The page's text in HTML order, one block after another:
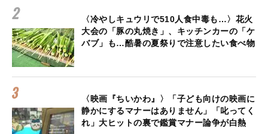
〈冷やしキュウリで510人食中毒も…〉花火
大会の「豚の丸焼き」、キッチンカーの「ケ
バブ」も…酷暑の夏祭りで注意したい食べ物
〈映画『ちいかわ』〉「子ども向けの映画に
静かにするマナーはありません」「叱ってく
れ」大ヒットの裏で鑑賞マナー論争が白熱